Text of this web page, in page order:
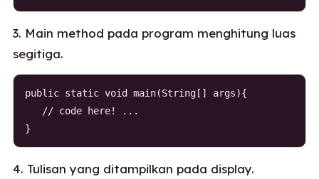
3. Main method pada program menghitung luas
segitiga.
public static void main(String[] args){
   // code here! ...
}
4. Tulisan yang ditampilkan pada display.